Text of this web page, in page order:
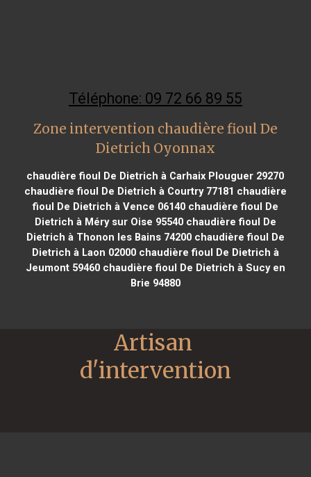
Téléphone: 09 72 66 89 55
Zone intervention chaudière fioul De
Dietrich Oyonnax
chaudière fioul De Dietrich à Carhaix Plouguer 29270
chaudière fioul De Dietrich à Courtry 77181 chaudière
fioul De Dietrich à Vence 06140chaudière fioul De
Dietrich à Méry sur Oise 95540chaudière fioul De
Dietrich à Thonon les Bains 74200chaudière fioul De
Dietrich à Laon 02000chaudière fioul De Dietrich à
Jeumont 59460chaudière fioul De Dietrich à Sucy en
Brie 94880
Artisan
d'intervention